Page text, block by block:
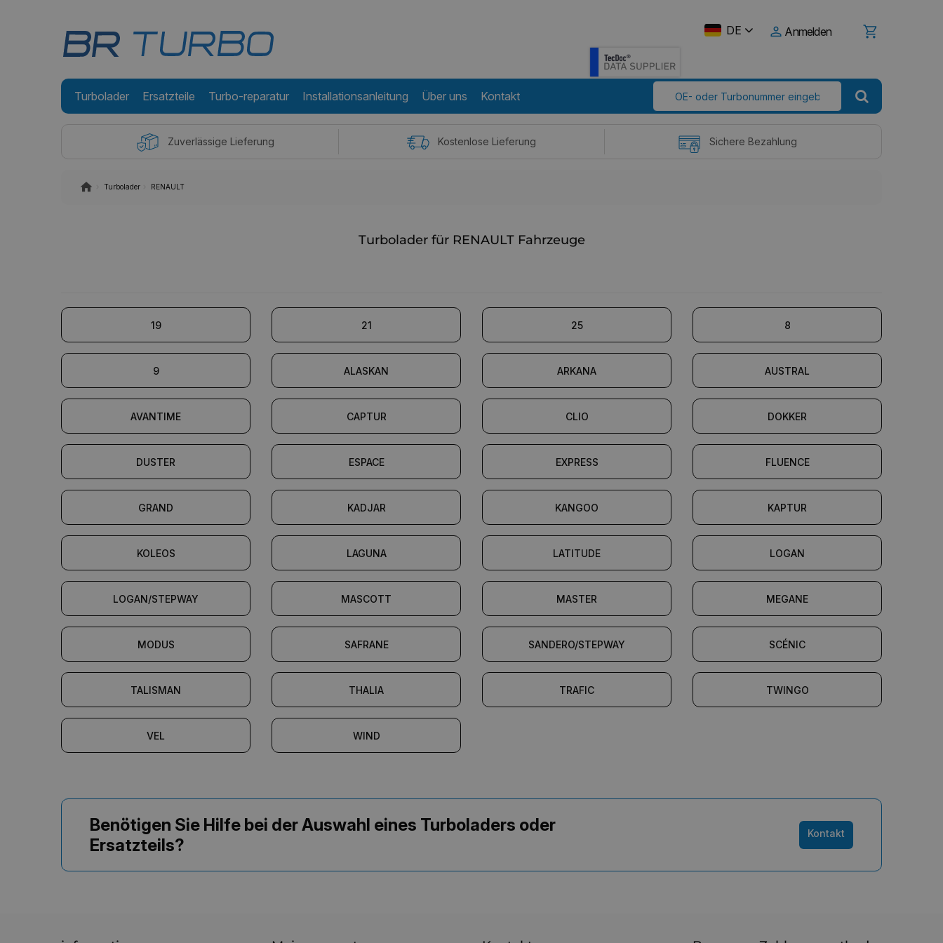
DE Anmelden
Turbolader Ersatzteile Turbo-reparatur Installationsanleitung Über uns Kontakt
Zuverlässige Lieferung Kostenlose Lieferung Sichere Bezahlung
Turbolader RENAULT
Turbolader für RENAULT Fahrzeuge
19 21 25 8
9 ALASKAN ARKANA AUSTRAL
AVANTIME CAPTUR CLIO DOKKER
DUSTER ESPACE EXPRESS FLUENCE
GRAND KADJAR KANGOO KAPTUR
KOLEOS LAGUNA LATITUDE LOGAN
LOGAN/STEPWAY MASCOTT MASTER MEGANE
MODUS SAFRANE SANDERO/STEPWAY SCÉNIC
TALISMAN THALIA TRAFIC TWINGO
VEL WIND
Benötigen Sie Hilfe bei der Auswahl eines Turboladers oder
Ersatzteils?
Kontakt